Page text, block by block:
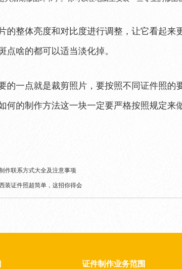
的整体亮度和对比度进行调整，让它看起来
点啥的都可以适当淡化掉。
的一点就是裁剪照片，要按照不同证件照
何的制作方法这一块一定要严格按照规定来
作联系方式大全及注意事项
装证件照超简单，这招你得会
证件制作业务范围